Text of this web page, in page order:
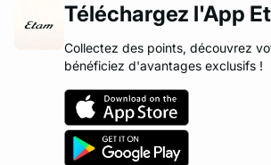
Téléchargez l'App
Collectez des points, découvrez
bénéficiez d'avantages exclusifs !